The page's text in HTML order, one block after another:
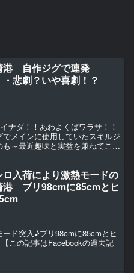
港 自作ジグで連発
・悲劇？いや喜劇！？
ナダ！！あわよくばワラサ！！
メインに使用していたスキルジ
～最近趣味と実益を兼ねてこん
ロ入荷により激熱モードの
港 ブリ98cmに85cmとヒ
ド突入♪ブリ98cmに85cmとヒ
この記事はFacebookの過去記